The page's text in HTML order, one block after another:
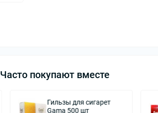
Часто покупают вместе
Гильзы для сигарет
Gama 500 шт